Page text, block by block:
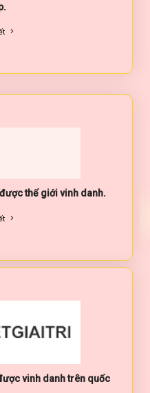
thế giới vinh danh.
vinh danh trên quốc